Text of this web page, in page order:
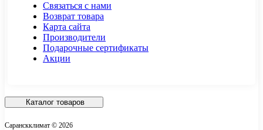
Связаться с нами
Возврат товара
Карта сайта
Производители
Подарочные сертификаты
Акции
Каталог товаров
Саранскклимат © 2026